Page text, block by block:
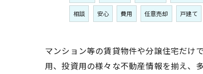
相談 安心 費用 任意売却 戸建て
マンション等の賃貸物件や分譲住宅だけ
用、投資用の様々な不動産情報を揃え、